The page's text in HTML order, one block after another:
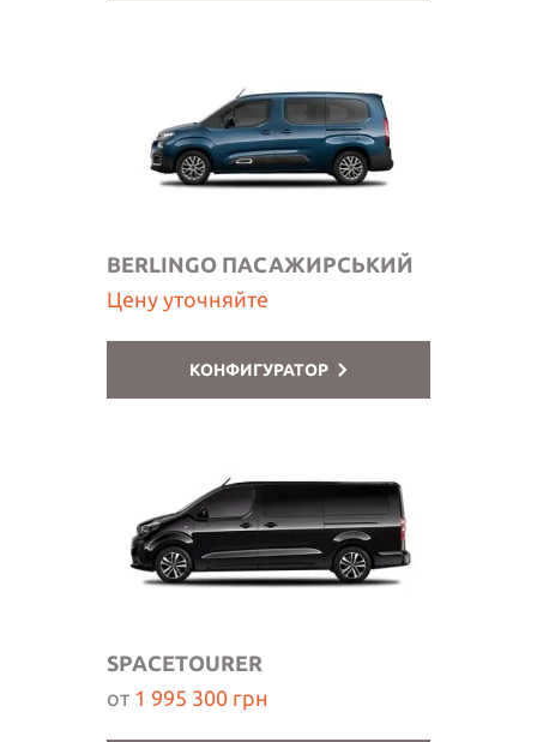
BERLINGO ПАСАЖИРСЬКИЙ
Цену уточняйте
КОНФИГУРАТОР
SPACETOURER
от 1 995 300 грн